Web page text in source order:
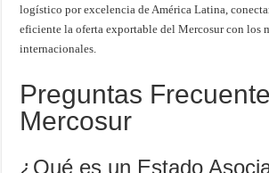
logístico por excelencia de América Latina,
eficiente la oferta exportable del Mercosur con los
internacionales.
Preguntas
Mercosur
¿Qué es un Estado